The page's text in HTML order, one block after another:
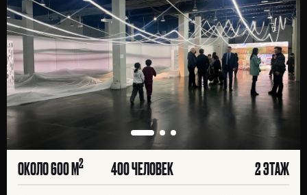
ОКОЛО 600 М2 400 ЧЕЛОВЕК 2 ЭТАЖ